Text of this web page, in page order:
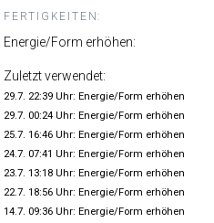
FERTIGKEITEN:
Energie/Form erhöhen:
Zuletzt verwendet:
29.7. 22:39 Uhr: Energie/Form erhöhen
29.7. 00:24 Uhr: Energie/Form erhöhen
25.7. 16:46 Uhr: Energie/Form erhöhen
24.7. 07:41 Uhr: Energie/Form erhöhen
23.7. 13:18 Uhr: Energie/Form erhöhen
22.7. 18:56 Uhr: Energie/Form erhöhen
14.7. 09:36 Uhr: Energie/Form erhöhen